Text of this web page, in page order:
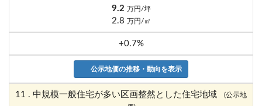
9.2 万円/坪
2.8 万円/㎡
+0.7%
公示地価の推移・動向を表示
11 . 中規模一般住宅が多い区画整然とした住宅地域
(公示地